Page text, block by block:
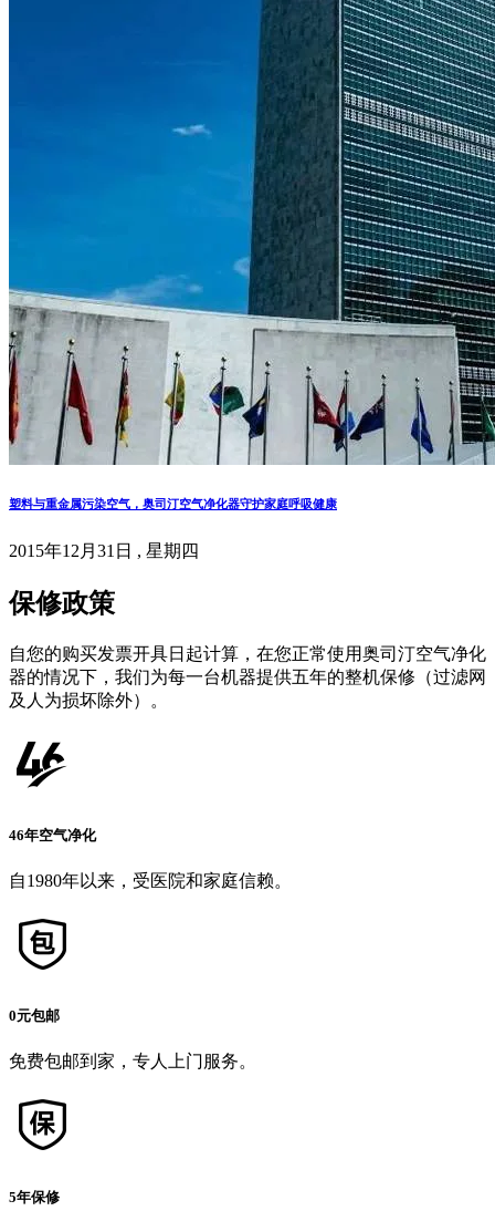
塑料与重金属污染空气，奥司汀空气净化器守护家庭呼吸健康
2015年12月31日 , 星期四
保修政策
自您的购买发票开具日起计算，在您正常使用奥司汀空气净化
器的情况下，我们为每一台机器提供五年的整机保修（过滤网
及人为损坏除外）。
46年空气净化
自1980年以来，受医院和家庭信赖。
0元包邮
免费包邮到家，专人上门服务。
5年保修